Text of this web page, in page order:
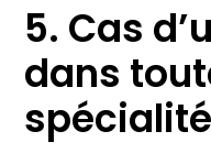
5. Cas
dans